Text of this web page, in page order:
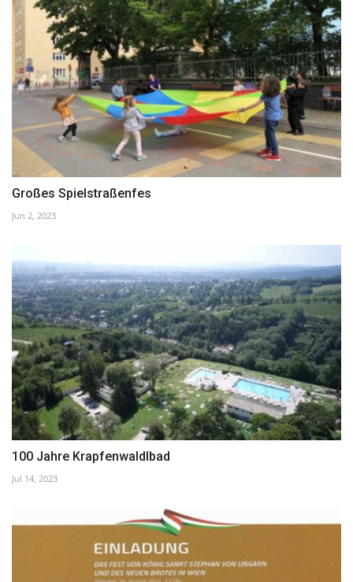
Großes Spielstraßenfes
Jun 2, 2023
100 Jahre Krapfenwaldlbad
Jul 14, 2023